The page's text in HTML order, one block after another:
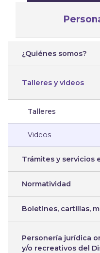
¿Quiénes somos?
Talleres y videos
Talleres
Videos
Trámites y servicios
Normatividad
Boletines, cartillas,
Personería jurídica
y/o recreativos del